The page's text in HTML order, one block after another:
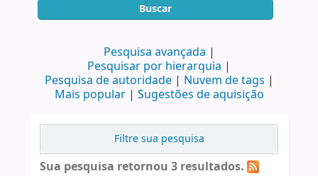
Buscar
Pesquisa avançada
Pesquisar por hierarquia
Pesquisa de autoridade
Nuvem de tags
Mais popular
Sugestões de aquisição
Filtre sua pesquisa
Sua pesquisa retornou 3 resultados.